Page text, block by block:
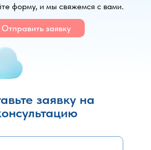
форму, и мы свяжемся с вами.
Отправить заявку
заявку на